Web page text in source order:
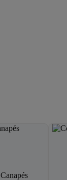
Canapés